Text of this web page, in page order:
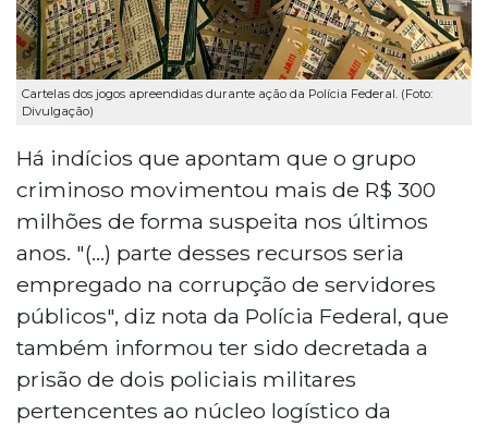
Cartelas dos jogos apreendidas durante ação da Polícia Federal. (Foto:
Divulgação)
Há indícios que apontam que o grupo
criminoso movimentou mais de R$ 300
milhões de forma suspeita nos últimos
anos. "(...) parte desses recursos seria
empregado na corrupção de servidores
públicos", diz nota da Polícia Federal, que
também informou ter sido decretada a
prisão de dois policiais militares
pertencentes ao núcleo logístico da